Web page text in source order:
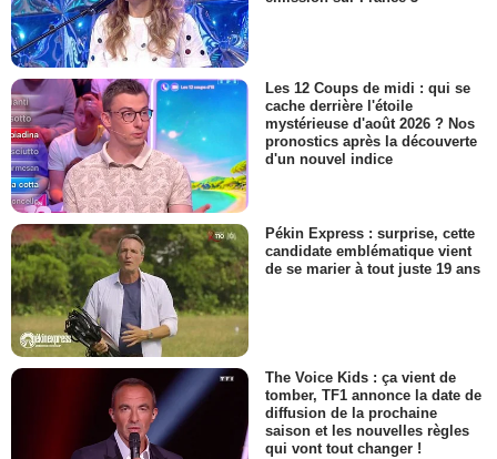
Les 12 Coups de midi : qui se
cache derrière l'étoile
mystérieuse d'août 2026 ? Nos
pronostics après la découverte
d'un nouvel indice
Pékin Express : surprise, cette
candidate emblématique vient
de se marier à tout juste 19 ans
The Voice Kids : ça vient de
tomber, TF1 annonce la date de
diffusion de la prochaine
saison et les nouvelles règles
qui vont tout changer !